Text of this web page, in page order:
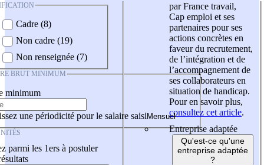
Cadre (8)
Non cadre (19)
Non renseignée (7)
BRUT MINIMUM
minimum
une périodicité pour le salaire saisi
parmi les 1ers à postuler
par France travail,
Cap emploi et ses
partenaires pour ses
actions concrètes en
faveur du recrutement,
de l’intégration et de
l’accompagnement de
ses collaborateurs en
situation de handicap.
Pour en savoir plus,
consultez cet article.
Entreprise adaptée
Qu'est-ce qu'une
entreprise adaptée
?